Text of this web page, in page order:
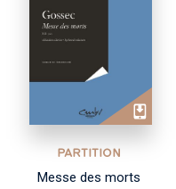
PARTITION
Messe des morts